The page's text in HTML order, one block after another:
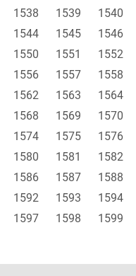
1538 1539 1540
1544 1545 1546
1550 1551 1552
1556 1557 1558
1562 1563 1564
1568 1569 1570
1574 1575 1576
1580 1581 1582
1586 1587 1588
1592 1593 1594
1597
1598 1599